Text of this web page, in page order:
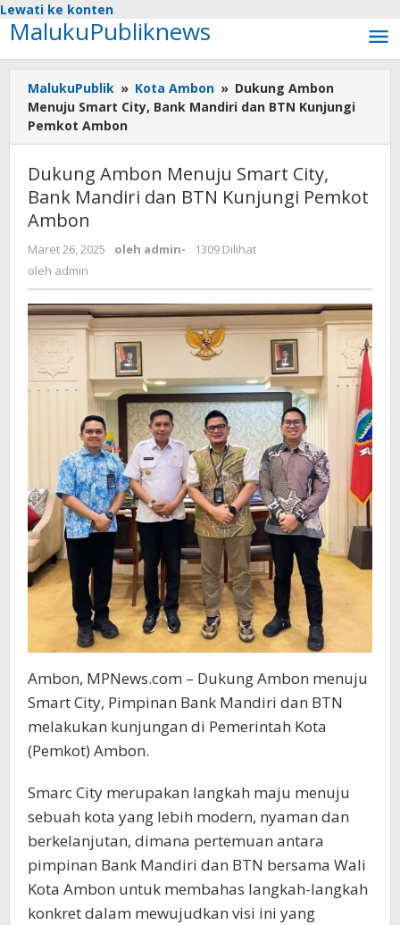
Lewati ke konten
MalukuPubliknews
MalukuPublik » Kota Ambon » Dukung Ambon
Menuju Smart City, Bank Mandiri dan BTN Kunjungi
Pemkot Ambon
Dukung Ambon Menuju Smart City,
Bank Mandiri dan BTN Kunjungi Pemkot
Ambon
Maret 26, 2025 oleh admin-
1309 Dilihat
oleh admin
Ambon, MPNews.com – Dukung Ambon menuju
Smart City, Pimpinan Bank Mandiri dan BTN
melakukan kunjungan di Pemerintah Kota
(Pemkot) Ambon.
Smarc City merupakan langkah maju menuju
sebuah kota yang lebih modern, nyaman dan
berkelanjutan, dimana pertemuan antara
pimpinan Bank Mandiri dan BTN bersama Wali
Kota Ambon untuk membahas langkah-langkah
konkret dalam mewujudkan visi ini yang